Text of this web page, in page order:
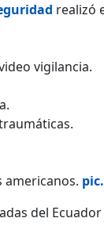
realizó
vigilancia.
americanos.
del Ecuador